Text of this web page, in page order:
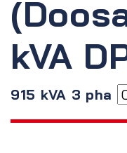
kVA
915 kVA 3 pha